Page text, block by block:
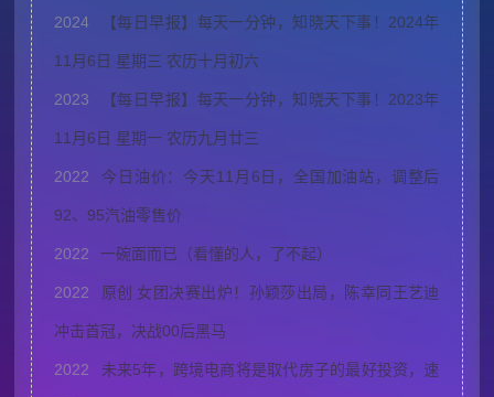
2024 【每日早报】每天一分钟，知晓天下事！2024年
11月6日 星期三 农历十月初六
2023 【每日早报】每天一分钟，知晓天下事！2023年
11月6日 星期一 农历九月廿三
2022 今日油价：今天11月6日，全国加油站，调整后
92、95汽油零售价
2022 一碗面而已（看懂的人，了不起）
2022 原创 女团决赛出炉！孙颖莎出局，陈幸同王艺迪
冲击首冠，决战00后黑马
2022 未来5年，跨境电商将是取代房子的最好投资，速